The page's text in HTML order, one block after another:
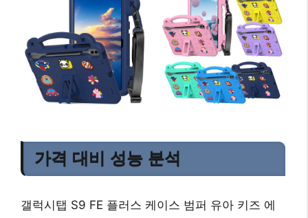
가격 대비 성능 분석
갤럭시탭 S9 FE 플러스 케이스 범퍼 유아 키즈 에